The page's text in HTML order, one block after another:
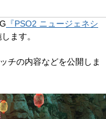
『PSO2 ニュージェネシ
ます。
チの内容などを公開しま